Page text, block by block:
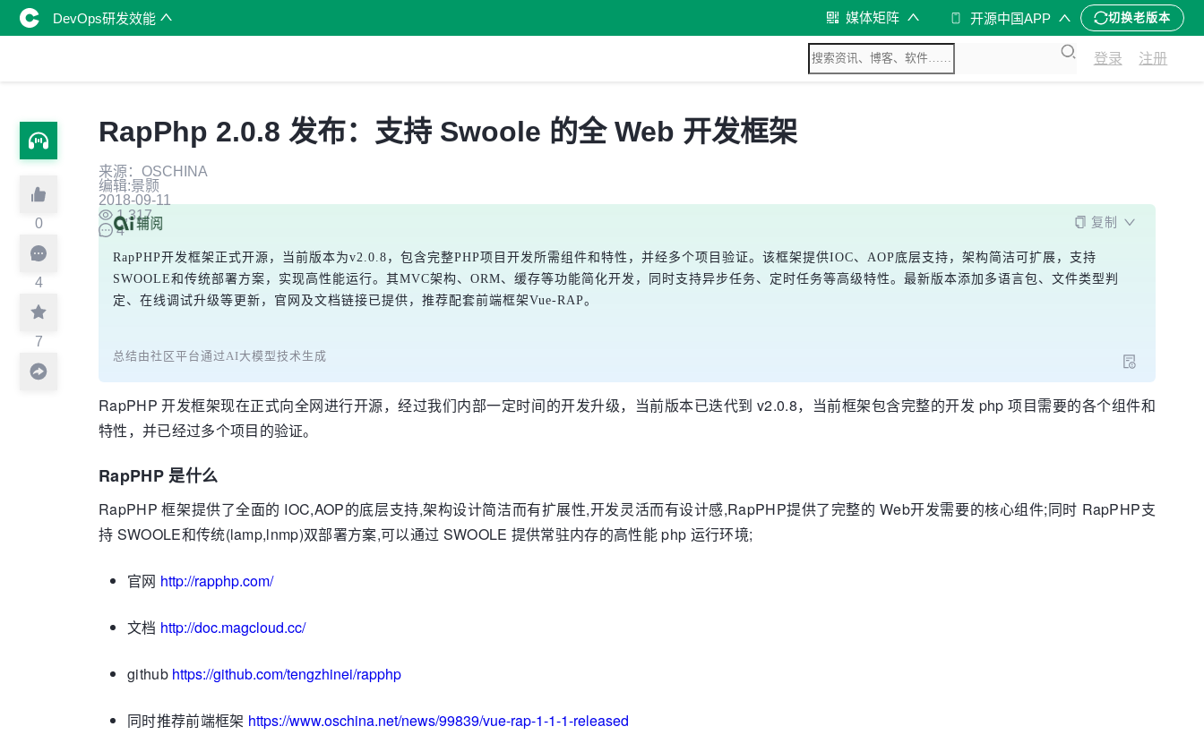
DevOps研发效能 媒体矩阵 开源中国APP 切换老版本
登录 注册
0
4
7
RapPhp 2.0.8 发布：支持 Swoole 的全 Web 开发框架
来源：OSCHINA
编辑:景颢
2018-09-11
1,317
4
复制
RapPHP开发框架正式开源，当前版本为v2.0.8，包含完整PHP项目开发所需组件和特性，并经多个项目验证。该框架提供IOC、AOP底层支持，架构简洁可扩展，支持
SWOOLE和传统部署方案，实现高性能运行。其MVC架构、ORM、缓存等功能简化开发，同时支持异步任务、定时任务等高级特性。最新版本添加多语言包、文件类型判
定、在线调试升级等更新，官网及文档链接已提供，推荐配套前端框架Vue-RAP。
总结由社区平台通过AI大模型技术生成
RapPHP 开发框架现在正式向全网进行开源，经过我们内部一定时间的开发升级，当前版本已迭代到 v2.0.8，当前框架包含完整的开发 php 项目需要的各个组件和
特性，并已经过多个项目的验证。
RapPHP 是什么
RapPHP 框架提供了全面的 IOC,AOP的底层支持,架构设计简洁而有扩展性,开发灵活而有设计感,RapPHP提供了完整的 Web开发需要的核心组件;同时 RapPHP支
持 SWOOLE和传统(lamp,lnmp)双部署方案,可以通过 SWOOLE 提供常驻内存的高性能 php 运行环境;
官网 http://rapphp.com/
文档 http://doc.magcloud.cc/
github https://github.com/tengzhinei/rapphp
同时推荐前端框架 https://www.oschina.net/news/99839/vue-rap-1-1-1-released